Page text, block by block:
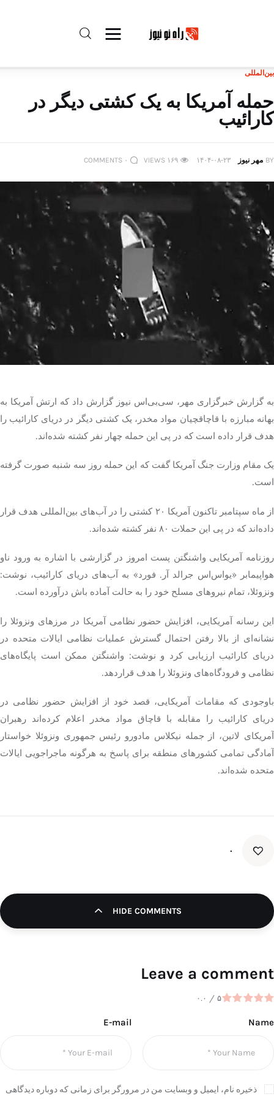
راه نو نیوز
درباره راه‌ نو نیوز
حفظ حریم شخصی
تبلیغات راه نو نیوز
تک کده
پایگاه خبری آبان
خرید موتور ایمپلنت
بین‌المللی
حمله آمریکا به یک کشتی دیگر در
کارائیب
BY مهر نیوز ۱۴۰۴-۰۸-۲۳ ۱۶۹ VIEWS ۰ COMMENTS
به گزارش خبرگزاری مهر، سی‌بی‌اس نیوز گزارش داد که ارتش آمریکا به
بهانه مبارزه با قاچاقچیان مواد مخدر، یک کشتی دیگر در دریای کارائیب را
هدف قرار داده است که در پی این حمله چهار نفر کشته شده‌اند.
یک مقام وزارت جنگ آمریکا گفت که این حمله روز سه شنبه صورت گرفته
است.
از ماه سپتامبر تاکنون آمریکا ۲۰ کشتی را در آب‌های بین‌المللی هدف قرار
داده‌اند که در پی این حملات ۸۰ نفر کشته شده‌اند.
روزنامه آمریکایی واشنگتن پست امروز در گزارشی با اشاره به ورود ناو
هواپیمابر «یواس‌اس جرالدآر . فورد» به آب‌های دریای کارائیب، نوشت:
ونزوئلا، تمام نیروهای مسلح خود را به حالت آماده باش درآورده است.
این رسانه آمریکایی، افزایش حضور نظامی آمریکا در مرزهای ونزوئلا را
نشانه‌ای از بالا رفتن احتمال گسترش عملیات نظامی ایالات متحده در
دریای کارائیب ارزیابی کرد و نوشت: واشنگتن ممکن است پایگاه‌های
نظامی و فرودگاه‌های ونزوئلا را هدف قراردهد.
باوجودی که مقامات آمریکایی، قصد خود از افزایش حضور نظامی در
دریای کارائیب را مقابله با قاچاق مواد مخدر اعلام کرده‌اند رهبران
آمریکای لاتین، از جمله نیکلاس مادورو رئیس جمهوری ونزوئلا خواستار
آمادگی تمامی کشورهای منطقه برای پاسخ به هرگونه ماجراجویی ایالات
متحده شده‌اند.
۰
HIDE COMMENTS
Leave a comment
۰.۰ / ۵
Name
E-mail
ذخیره نام، ایمیل و وبسایت من در مرورگر برای زمانی که دوباره دیدگاهی